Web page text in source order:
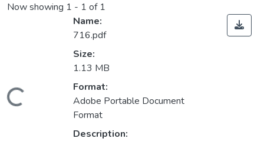
Now showing 1 - 1 of 1
Loading...
Name:
716.pdf
Size:
1.13 MB
Format:
Adobe Portable Document
Format
Description: